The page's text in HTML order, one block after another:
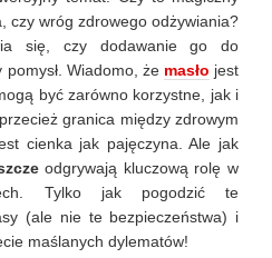
czy wróg zdrowego odżywiania?
się, czy dodawanie go do
pomysł. Wiadomo, że masło jest
być zarówno korzystne, jak i
granica między zdrowym
cienka jak pajęczyna. Ale jak
odgrywają kluczową rolę w
Tylko jak pogodzić te
(ale nie te bezpieczeństwa) i
maślanych dylematów!